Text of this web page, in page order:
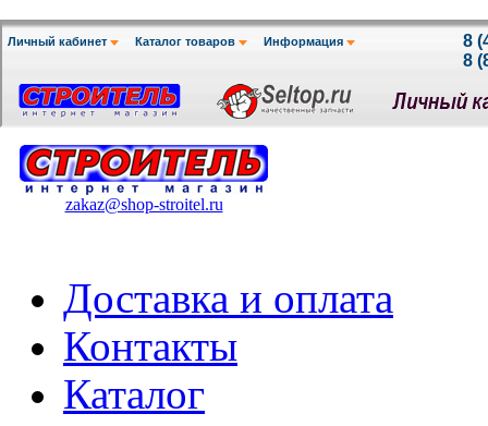
zakaz@shop-stroitel.ru
Доставка и оплата
Контакты
Каталог